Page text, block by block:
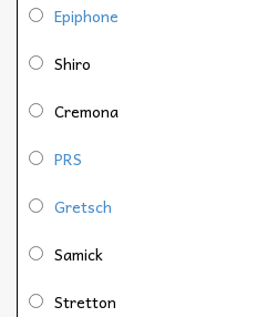
Epiphone
Shiro
Cremona
PRS
Gretsch
Samick
Stretton